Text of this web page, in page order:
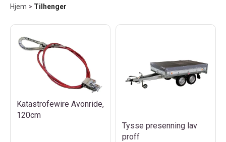
Hjem>Tilhenger
Katastrofewire Avonride,
120cm
Tysse presenning lav
proff